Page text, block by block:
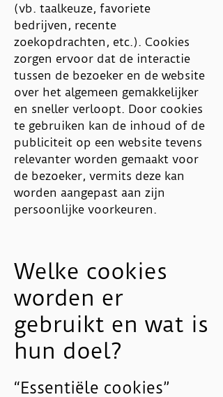
(vb. taalkeuze, favoriete
bedrijven, recente
zoekopdrachten, etc.). Cookies
zorgen ervoor dat de interactie
tussen de bezoeker en de website
over het algemeen gemakkelijker
en sneller verloopt. Door cookies
te gebruiken kan de inhoud of de
publiciteit op een website tevens
relevanter worden gemaakt voor
de bezoeker, vermits deze kan
worden aangepast aan zijn
persoonlijke voorkeuren.
Welke cookies
worden er
gebruikt en wat is
hun doel?
“Essentiële cookies”